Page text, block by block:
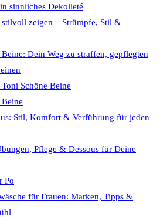
sinnliches Dekolleté
stilvoll zeigen – Strümpfe, Stil &
Beine: Dein Weg zu straffen, gepflegten
Toni Schöne Beine
Beine
Stil, Komfort & Verführung für jeden
Pflege & Dessous für Deine
Po
für Frauen: Marken, Tipps &